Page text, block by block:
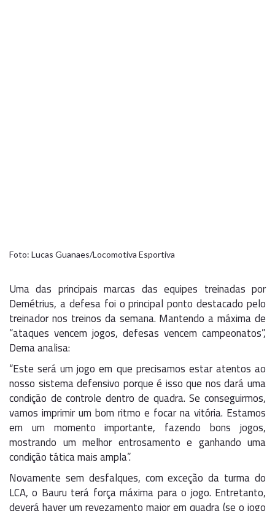
Foto: Lucas Guanaes/Locomotiva Esportiva
Uma das principais marcas das equipes treinadas por
Demétrius, a defesa foi o principal ponto destacado pelo
treinador nos treinos da semana. Mantendo a máxima de
“ataques vencem jogos, defesas vencem campeonatos”,
Dema analisa:
“Este será um jogo em que precisamos estar atentos ao
nosso sistema defensivo porque é isso que nos dará uma
condição de controle dentro de quadra. Se conseguirmos,
vamos imprimir um bom ritmo e focar na vitória. Estamos
em um momento importante, fazendo bons jogos,
mostrando um melhor entrosamento e ganhando uma
condição tática mais ampla”.
Novamente sem desfalques, com exceção da turma do
LCA, o Bauru terá força máxima para o jogo. Entretanto,
deverá haver um revezamento maior em quadra (se o jogo